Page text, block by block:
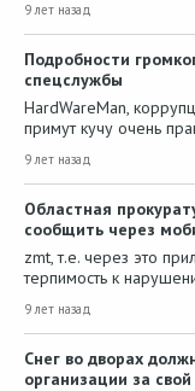
9 лет назад
Подробности
спецслужбы
HardWareMan,
примут кучу очень
9 лет назад
Областная
сообщить через
zmt, т.е. через это
терпимость к
9 лет назад
Снег во дворах
организации за